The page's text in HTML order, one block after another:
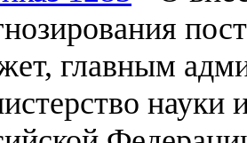
главным
науки